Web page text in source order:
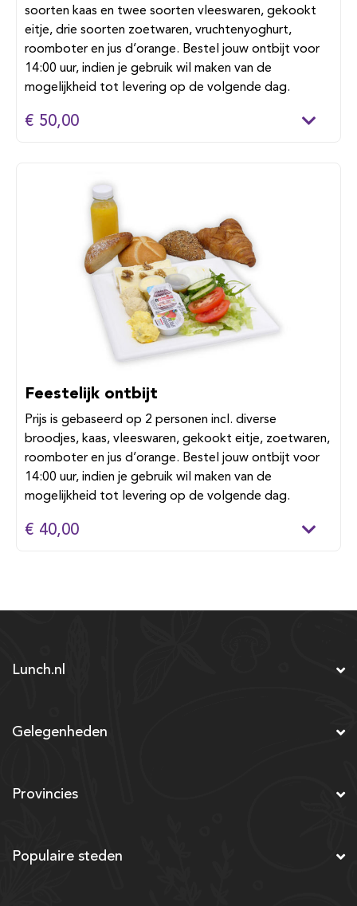
soorten kaas en twee soorten vleeswaren, gekookt
eitje, drie soorten zoetwaren, vruchtenyoghurt,
roomboter en jus d’orange. Bestel jouw ontbijt voor
14:00 uur, indien je gebruik wil maken van de
mogelijkheid tot levering op de volgende dag.
€ 50,00
Feestelijk ontbijt
Prijs is gebaseerd op 2 personen incl. diverse
broodjes, kaas, vleeswaren, gekookt eitje, zoetwaren,
roomboter en jus d’orange. Bestel jouw ontbijt voor
14:00 uur, indien je gebruik wil maken van de
mogelijkheid tot levering op de volgende dag.
€ 40,00
Lunch.nl
Gelegenheden
Provincies
Populaire steden